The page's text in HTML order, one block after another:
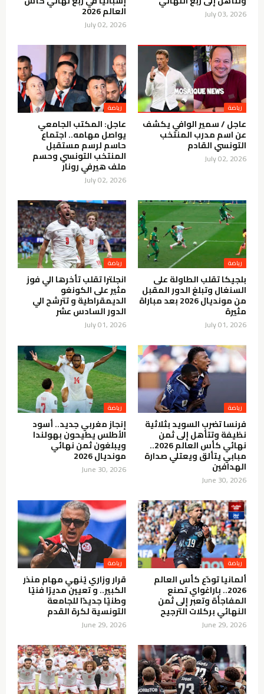
July 03, 2026 العالم 2026
July 02, 2026
رياضة
عاجل / سمير الوافي يكشف
عن اسم مدرب المنتخب
التونسي القادم
July 02, 2026
رياضة
عاجل: المكتب الجامعي
يواصل مهامه.. اجتماع
حاسم لرسم مستقبل
المنتخب التونسي وحسم
ملف هيرفي رونار
July 02, 2026
رياضة
بلجيكا تقلب الطاولة على
السنغال وتبلغ الدور المقبل
من مونديال 2026 بعد مباراة
مثيرة
July 01, 2026
رياضة
انجلترا تقلب تأخرها الي فوز
مثير على الكونغو
الديمقراطية و تترشح الي
الدور السادس عشر
July 01, 2026
رياضة
فرنسا تضرب السويد بثلاثية
نظيفة وتتأهل إلى ثمن
نهائي كأس العالم 2026..
مبابي يتألق ويعتلي صدارة
الهدافين
June 30, 2026
رياضة
إنجاز مغربي جديد.. أسود
الأطلس يطيحون بهولندا
ويبلغون ثمن نهائي
مونديال 2026
June 30, 2026
رياضة
ألمانيا تودّع كأس العالم
2026.. باراغواي تصنع
المفاجأة وتعبر إلى ثمن
النهائي بركلات الترجيح
June 29, 2026
رياضة
قرار وزاري يُنهي مهام منذر
الكبير.. و تعيين مديرًا فنيًا
وطنيًا جديدًا للجامعة
التونسية لكرة القدم
June 29, 2026